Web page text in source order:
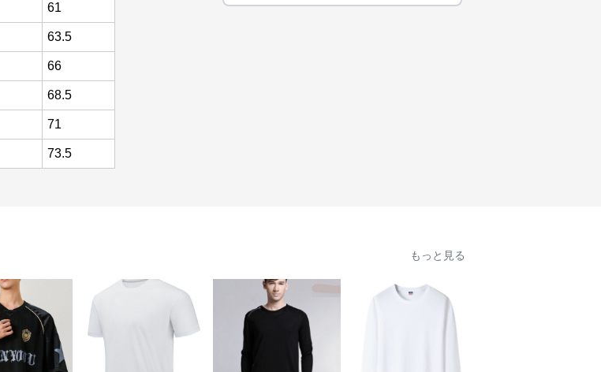
61
63.5
66
68.5
71
73.5
もっと見る